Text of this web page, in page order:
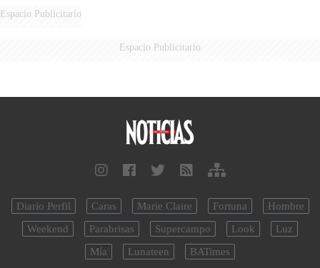
Espacio Publicitario
Espacio Publicitario
Diario Perfil Caras Marie Claire Fortuna
Hombre
Weekend
Parabrisas Supercampo Look
Luz
Mía
Lunateen BATimes